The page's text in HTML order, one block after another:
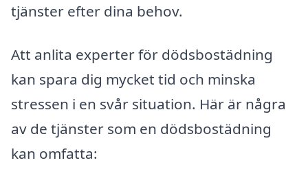
tjänster efter dina behov.
Att anlita experter för dödsbostädning
kan spara dig mycket tid och minska
stressen i en svår situation. Här är några
av de tjänster som en dödsbostädning
kan omfatta: